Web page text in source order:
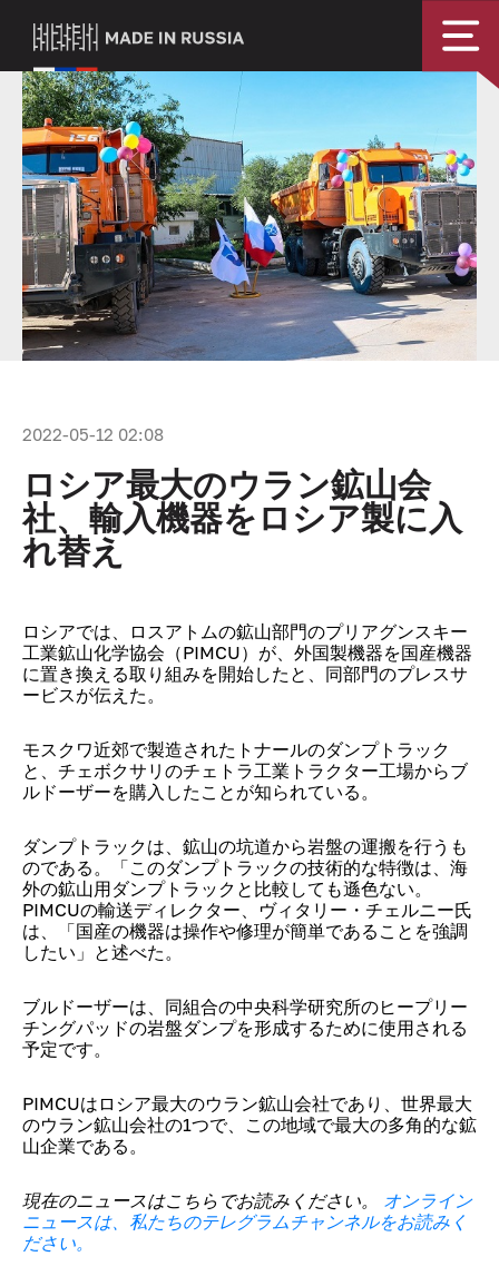
2022-05-12 02:08
ロシア最大のウラン鉱山会
社、輸入機器をロシア製に入
れ替え
ロシアでは、ロスアトムの鉱山部門のプリアグンスキー
工業鉱山化学協会（PIMCU）が、外国製機器を国産機器
に置き換える取り組みを開始したと、同部門のプレスサ
ービスが伝えた。
モスクワ近郊で製造されたトナールのダンプトラック
と、チェボクサリのチェトラ工業トラクター工場からブ
ルドーザーを購入したことが知られている。
ダンプトラックは、鉱山の坑道から岩盤の運搬を行うも
のである。「このダンプトラックの技術的な特徴は、海
外の鉱山用ダンプトラックと比較しても遜色ない。
PIMCUの輸送ディレクター、ヴィタリー・チェルニー氏
は、「国産の機器は操作や修理が簡単であることを強調
したい」と述べた。
ブルドーザーは、同組合の中央科学研究所のヒープリー
チングパッドの岩盤ダンプを形成するために使用される
予定です。
PIMCUはロシア最大のウラン鉱山会社であり、世界最大
のウラン鉱山会社の1つで、この地域で最大の多角的な鉱
山企業である。
現在のニュースはこちらでお読みください。 オンライン
ニュースは、私たちのテレグラムチャンネルをお読みく
ださい。